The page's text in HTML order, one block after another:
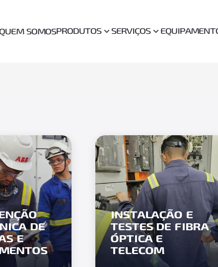
QUEM SOMOSPRODUTOS SERVIÇOS
DE
E
INSTALAÇÃO E
TESTES DE FIBRA
ÓPTICA E
TELECOM